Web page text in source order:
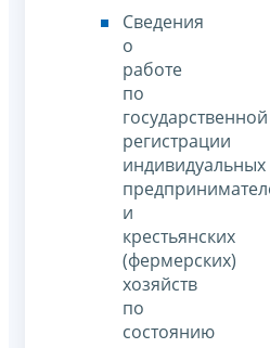
Сведения
о
работе
по
государственной
регистрации
индивидуальных
и
крестьянских
(фермерских)
хозяйств
по
состоянию